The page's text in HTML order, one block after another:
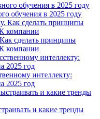
обучения в 2025 году
сделать принципы
компании
интеллекту:
2025 год
и какие тренды